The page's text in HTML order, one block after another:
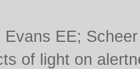
Evans EE;
of light on